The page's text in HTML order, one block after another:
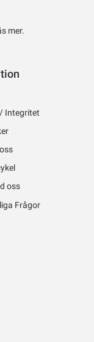
mer.
Integritet
oss
Frågor